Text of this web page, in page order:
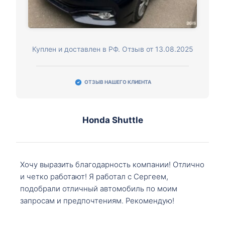
Куплен и доставлен в РФ. Отзыв от 13.08.2025
ОТЗЫВ НАШЕГО КЛИЕНТА
Honda Shuttle
Хочу выразить благодарность компании! Отлично
и четко работают! Я работал с Сергеем,
подобрали отличный автомобиль по моим
запросам и предпочтениям. Рекомендую!